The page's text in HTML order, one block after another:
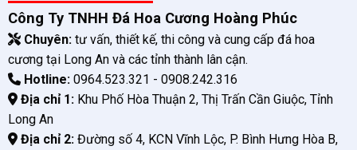
Công Ty TNHH Đá Hoa Cương Hoàng Phúc
Chuyên:tư vấn, thiết kế, thi công và cung cấp đá hoa
cương tại Long An và các tỉnh thành lân cận.
Hotline:0964.523.321 - 0908.242.316
Địa chỉ 1:Khu Phố Hòa Thuận 2, Thị Trấn Cần Giuộc, Tỉnh
Long An
Địa chỉ 2:Đường số 4, KCN Vĩnh Lộc, P. Bình Hưng Hòa B,